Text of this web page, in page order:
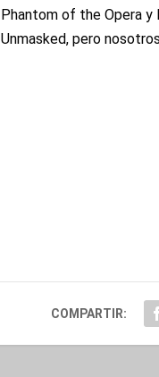
Phantom of the Opera y
Unmasked, pero
COMPARTIR: